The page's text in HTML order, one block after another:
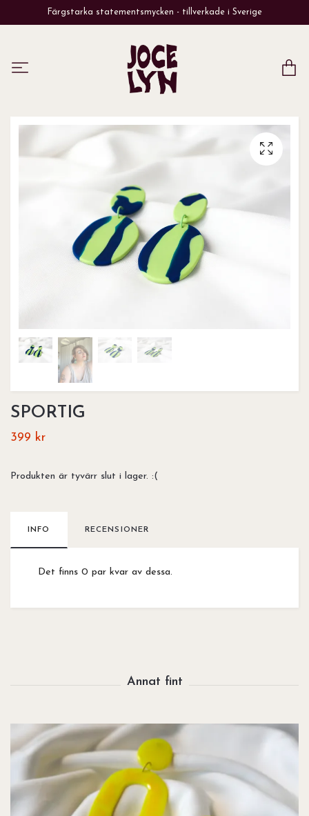
Färgstarka statementsmycken - tillverkade i Sverige
SPORTIG
399 kr
Produkten är tyvärr slut i lager. :(
INFO RECENSIONER
Det finns 0 par kvar av dessa.